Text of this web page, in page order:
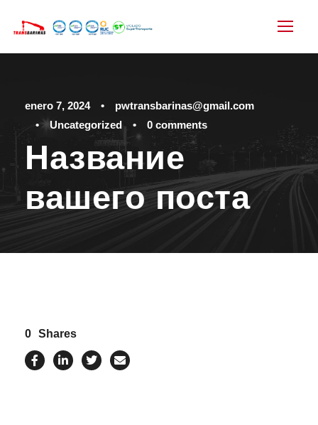
enero 7, 2024 •
pwtransbarinas@gmail.com
•
Uncategorized • 0 comments
Название
вашего поста
0 Shares